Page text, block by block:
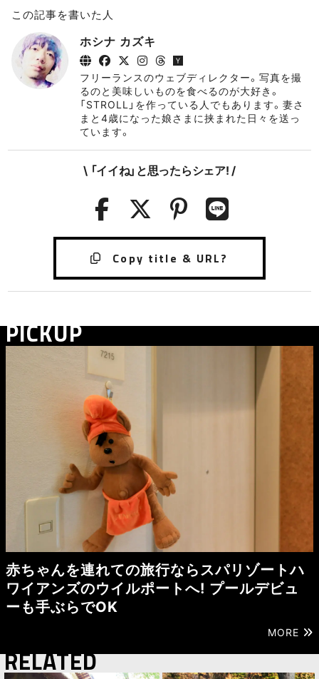
この記事を書いた人
ホシナ カズキ
フリーランスのウェブディレクター。写真を撮
るのと美味しいものを食べるのが大好き。
「STROLL」を作っている人でもあります。妻さ
まと4歳になった娘さまに挟まれた日々を送っ
ています。
\ 「イイね」と思ったらシェア! /
PICKUP
赤ちゃんを連れての旅行ならスパリゾートハ
ワイアンズのウイルポートへ! プールデビュ
ーも手ぶらでOK
MORE
RELATED